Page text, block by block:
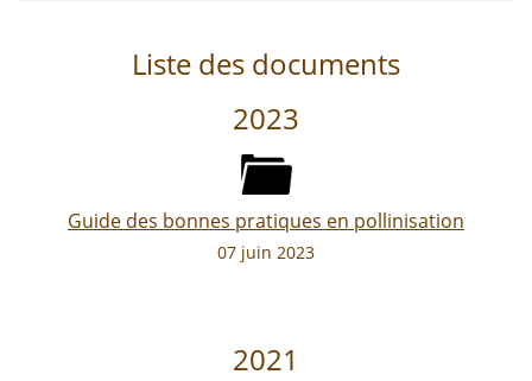
Liste des documents
2023
Guide des bonnes pratiques en pollinisation
07 juin 2023
2021